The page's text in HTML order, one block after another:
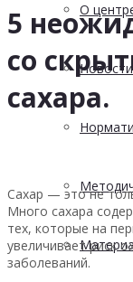
О
5
со
сахара.
Сахар — это не
Много сахара
тех, которые на
увеличивает риск
заболеваний.